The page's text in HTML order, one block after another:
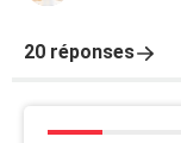
20 réponses